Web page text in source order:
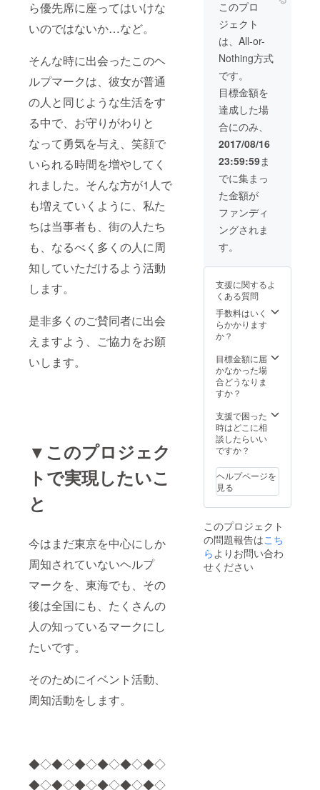
ら優先席に座ってはいけな
いのではないか…など。
そんな時に出会ったこのヘ
ルプマークは、彼女が普通
の人と同じような生活をす
る中で、お守りがわりと
なって勇気を与え、笑顔で
いられる時間を増やしてく
れました。そんな方が1人で
も増えていくように、私た
ちは当事者も、街の人たち
も、なるべく多くの人に周
知していただけるよう活動
します。
是非多くのご賛同者に出会
えますよう、ご協力をお願
いします。
▼このプロジェク
トで実現したいこ
と
今はまだ東京を中心にしか
周知されていないヘルプ
マークを、東海でも、その
後は全国にも、たくさんの
人の知っているマークにし
たいです。
そのためにイベント活動、
周知活動をします。
◆◇◆◇◆◇◆◇◆◇◆◇
◆◇◆◇◆◇◆◇◆◇◆◇
このプロ
ジェクト
は、All-or-
Nothing方式
です。
目標金額を
達成した場
合にのみ、
2017/08/16
23:59:59ま
でに集まっ
た金額が
ファンディ
ングされま
す。
支援に関するよ
くある質問
手数料はいく
らかかります
か？
目標金額に届
かなかった場
合どうなりま
すか？
支援で困った
時はどこに相
談したらいい
ですか？
ヘルプページを
見る
このプロジェクト
の問題報告はこち
ら よりお問い合わ
せください